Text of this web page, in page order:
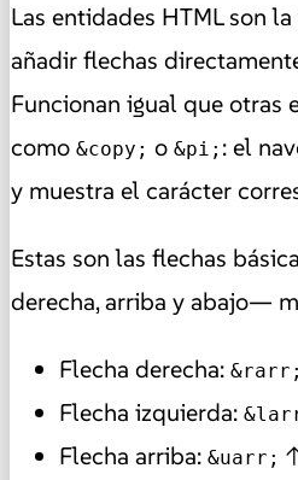
Las entidades HTML son
añadir flechas
Funcionan igual que otras
como &copy; o &pi; : el
y muestra el carácter
Estas son las flechas
derecha, arriba y abajo—
Flecha derecha: &rarr;
Flecha izquierda:
Flecha arriba: &uarr;